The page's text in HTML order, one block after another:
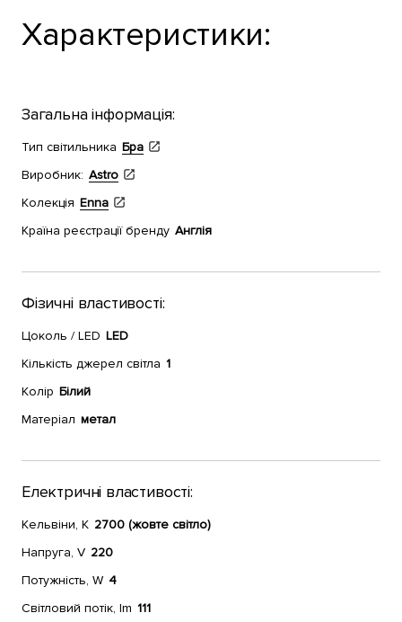
Характеристики:
Загальна інформація:
Тип світильника Бра
Виробник: Astro
Колекція Enna
Країна реєстрації бренду Англія
Фізичні властивості:
Цоколь / LED LED
Кількість джерел світла 1
Колір Білий
Матеріал метал
Електричні властивості:
Кельвіни, К 2700 (жовте світло)
Напруга, V 220
Потужність, W 4
Світловий потік, lm 111